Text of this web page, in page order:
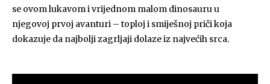
se ovom lukavom i vrijednom malom dinosauru u
njegovoj prvoj avanturi – toploj i smiješnoj priči koja
dokazuje da najbolji zagrljaji dolaze iz najvećih srca.